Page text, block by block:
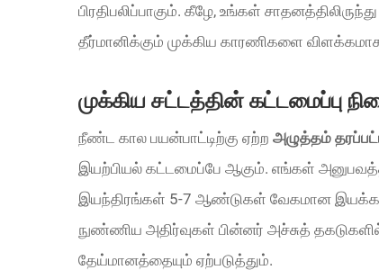
பிரதிபலிப்பாகும். கீழே, உங்கள்
தீர்மானிக்கும் முக்கிய காரணிகளை
முக்கிய சட்டத்தின் கட்டமைப்பு
நீண்ட கால பயன்பாட்டிற்கு ஏற்ற அழுத்தம்
இயற்பியல் கட்டமைப்பே ஆகும். எங்கள்
இயந்திரங்கள் 5-7 ஆண்டுகள் வேகமான
நுண்ணிய அதிர்வுகள் பின்னர் அச்சுத்
தேய்மானத்தையும் ஏற்படுத்தும்.